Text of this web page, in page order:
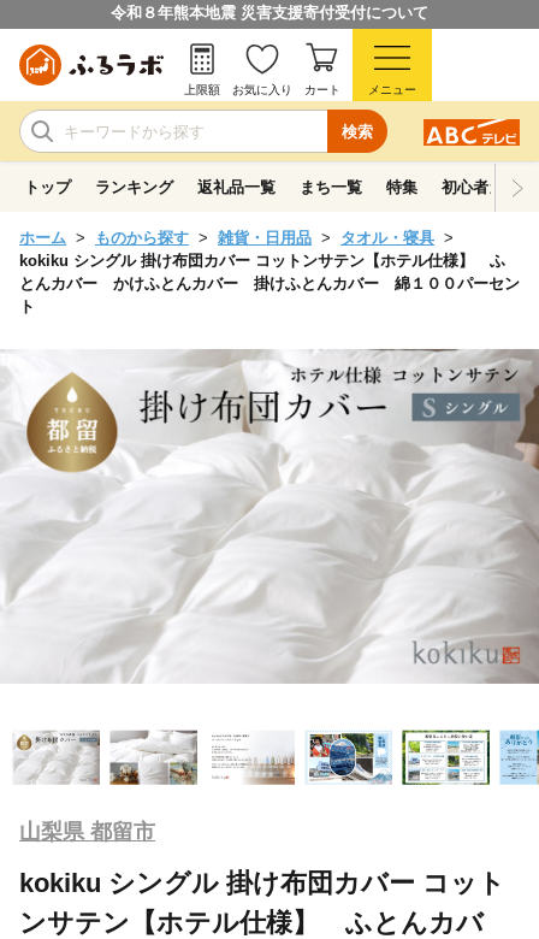
令和８年熊本地震 災害支援寄付受付について
検索
上限額 お気に入り カート メニュー
トップ ランキング 返礼品一覧 まち一覧 特集 初心者ガイド
ホーム ものから探す 雑貨・日用品
タオル・寝具
kokiku シングル 掛け布団カバー コットンサテン【ホテル仕様】 ふ
とんカバー かけふとんカバー 掛けふとんカバー 綿１００パーセン
ト
山梨県 都留市
kokiku シングル 掛け布団カバー コット
ンサテン【ホテル仕様】 ふとんカバ